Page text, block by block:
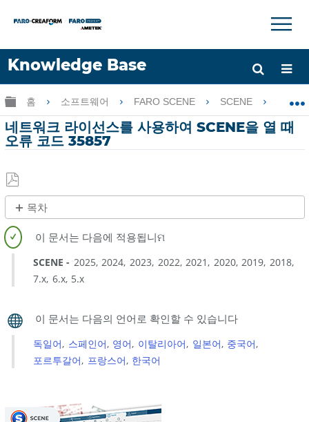
Knowledge Base
언어
도움 받기 로그인
×
글로벌 계층 확장/축소
홈 소프트웨어 FARO SCENE SCENE 네
네트워크 라이선스를 사용하여 SCENE을 열 때
오류 코드 35857
PDF
로
저
장
목차
제
목
없
SCENE 2025 2024 2023 2022 2021 2020 2019 2018
7.x 6.x 5.x
독일어 스페인어 영어 이탈리아어 일본어 중국어
포르투갈어 프랑스어 한국어